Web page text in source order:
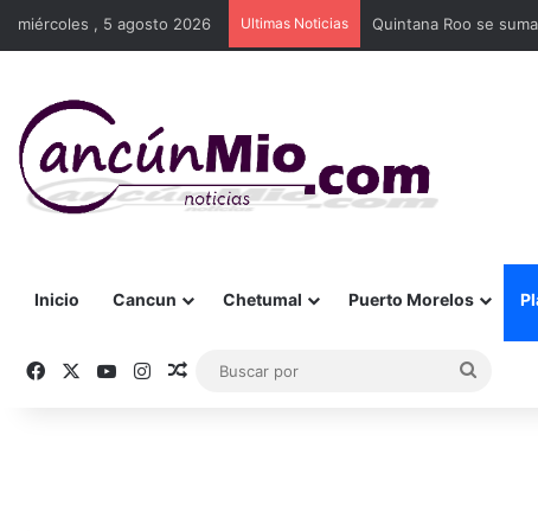
miércoles , 5 agosto 2026 Ultimas Noticias Quintana Roo se
Inicio Cancun Chetumal Puerto Morelos
FacebookYouTubeInstagram
Publicación al azar